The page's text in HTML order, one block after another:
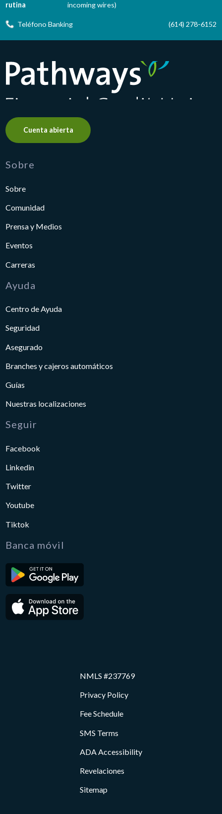
rutina
incoming wires)
Teléfono Banking (614) 278-6152
Pathways Financial Credit Union
Cuenta abierta
Sobre
Sobre
Comunidad
Prensa y Medios
Eventos
Carreras
Ayuda
Centro de Ayuda
Seguridad
Asegurado
Branches y cajeros automáticos
Guías
Nuestras localizaciones
Seguir
Facebook
Linkedin
Twitter
Youtube
Tiktok
Banca móvil
NMLS #237769
Privacy Policy
Fee Schedule
SMS Terms
ADA Accessibility
Revelaciones
Sitemap